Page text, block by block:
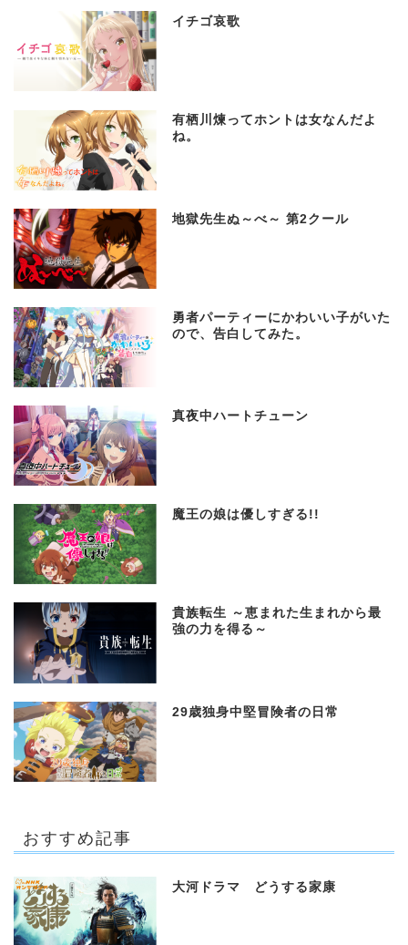
イチゴ哀歌
有栖川煉ってホントは女なんだよ
ね。
地獄先生ぬ～べ～ 第2クール
勇者パーティーにかわいい子がいた
ので、告白してみた。
真夜中ハートチューン
魔王の娘は優しすぎる!!
貴族転生 ～恵まれた生まれから最
強の力を得る～
29歳独身中堅冒険者の日常
おすすめ記事
大河ドラマ どうする家康